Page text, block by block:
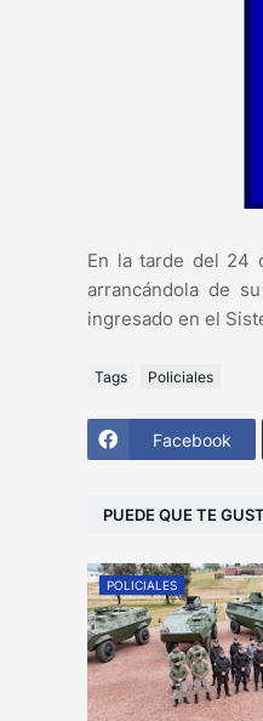
En la tarde del 24
arrancándola de
ingresado en el
Tags Policiales
Facebook
PUEDE QUE TE
POLICIALES